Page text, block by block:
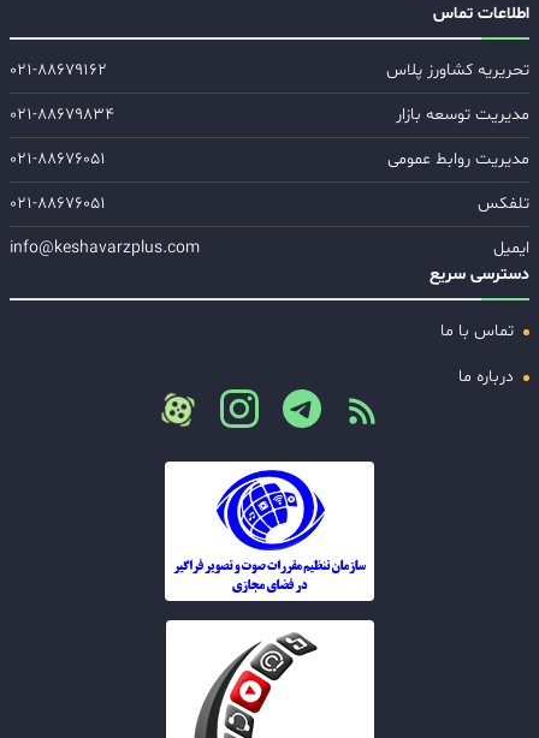
اطلاعات تماس
تحریریه کشاورز پلاس
۰۲۱-۸۸۶۷۹۱۶۲
مدیریت توسعه بازار
۰۲۱-۸۸۶۷۹۸۳۴
مدیریت روابط عمومی
۰۲۱-۸۸۶۷۶۰۵۱
تلفکس
۰۲۱-۸۸۶۷۶۰۵۱
ایمیل
info@keshavarzplus.com
دسترسی سریع
تماس با ما
درباره ما